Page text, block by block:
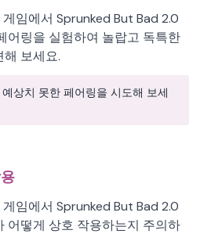
임에서 Sprunked But Bad 2.0
어링을 실험하여 놀랍고 독특한
보세요.
상치 못한 페어링을 시도해 보세
임에서 Sprunked But Bad 2.0
어떻게 상호 작용하는지 주의하